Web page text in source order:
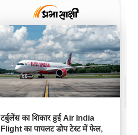
टर्बुलेंस का शिकार हुई Air India
Flight का पायलट डोप टेस्ट में फेल,